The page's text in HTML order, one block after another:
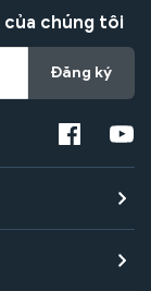
chúng tôi
Đăng ký